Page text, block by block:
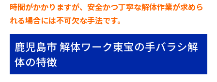
時間がかかりますが、安全かつ丁寧な解体作業が求めら
れる場合には不可欠な手法です。
鹿児島市 解体ワーク東宝の手バラシ解
体の特徴